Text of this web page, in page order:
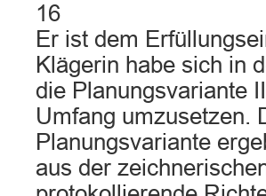
16
Er ist dem
Klägerin habe sich in
die Planungsvariante
Umfang umzusetzen.
Planungsvariante
aus der